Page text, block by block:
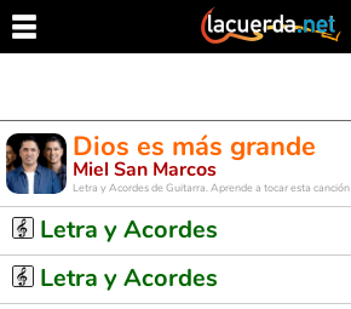
Dios es más grande
Miel San Marcos
Letra y Acordes de Guitarra. Aprende a tocar esta canción
Letra y Acordes
Letra y Acordes